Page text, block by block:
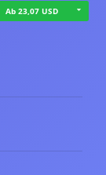
Ab 23,07 USD